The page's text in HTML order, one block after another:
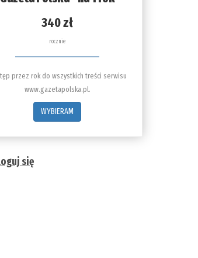
340 zł
rocznie
przez rok do wszystkich treści serwisu
www.gazetapolska.pl.
WYBIERAM
się